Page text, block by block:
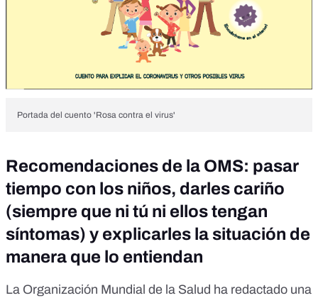
Portada del cuento 'Rosa contra el virus'
Recomendaciones de la OMS: pasar
tiempo con los niños, darles cariño
(siempre que ni tú ni ellos tengan
síntomas) y explicarles la situación de
manera que lo entiendan
La Organización Mundial de la Salud ha redactado una